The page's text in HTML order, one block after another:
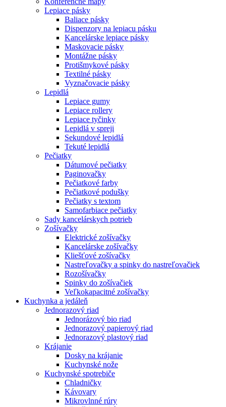
Lepiace pásky
Baliace pásky
Dispenzory na lepiacu pásku
Kancelárske lepiace pásky
Maskovacie pásky
Montážne pásky
Protišmykové pásky
Textilné pásky
Vyznačovacie pásky
Lepidlá
Lepiace gumy
Lepiace rollery
Lepiace tyčinky
Lepidlá v spreji
Sekundové lepidlá
Tekuté lepidlá
Pečiatky
Dátumové pečiatky
Paginovačky
Pečiatkové farby
Pečiatkové podušky
Pečiatky s textom
Samofarbiace pečiatky
Sady kancelárskych potrieb
Zošívačky
Elektrické zošívačky
Kancelárske zošívačky
Kliešťové zošívačky
Nastreľovačky a spinky do nastreľovačiek
Rozošívačky
Spinky do zošívačiek
Veľkokapacitné zošívačky
Kuchynka a jedáleň
Jednorazový riad
Jednorázový bio riad
Jednorazový papierový riad
Jednorazový plastový riad
Krájanie
Dosky na krájanie
Kuchynské nože
Kuchynské spotrebiče
Chladničky
Kávovary
Mikrovlnné rúry